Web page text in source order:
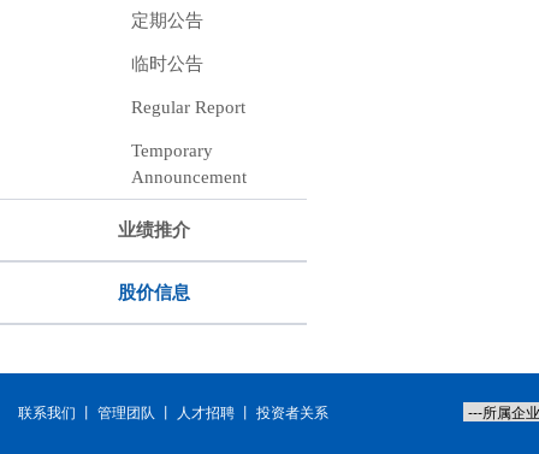
定期公告
临时公告
Regular Report
Temporary
Announcement
业绩推介
股价信息
联系我们 管理团队 人才招聘 投资者关系